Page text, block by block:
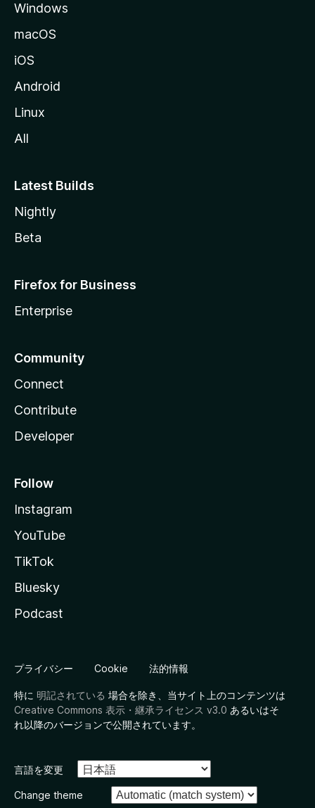
Windows
macOS
iOS
Android
Linux
All
Latest Builds
Nightly
Beta
Firefox for Business
Enterprise
Community
Connect
Contribute
Developer
Follow
Instagram
YouTube
TikTok
Bluesky
Podcast
プライバシー Cookie 法的情報
特に 明記されている 場合を除き、当サイト上のコンテンツは
Creative Commons 表示・継承ライセンス v3.0 あるいはそ
れ以降のバージョンで公開されています。
言語を変更
Change theme